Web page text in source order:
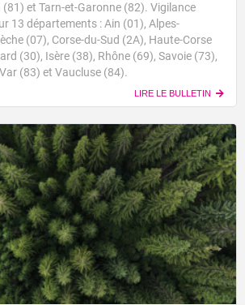
(81) et Tarn-et-Garonne (82). Vigilance
13 départements : Ain (01), Alpes-
(07), Corse-du-Sud (2A), Haute-Corse
(30), Isère (38), Rhône (69), Savoie (73),
(83) et Vaucluse (84).
LIRE LE BULLETIN